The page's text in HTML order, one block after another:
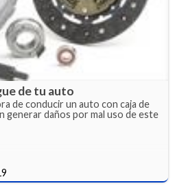
de tu auto
de conducir un auto con caja de
generar daños por mal uso de este